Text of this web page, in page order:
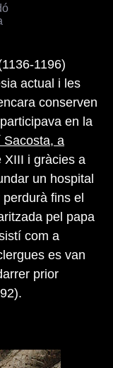
1196)
actual i les
conserven
en la
Sacosta, a
XIII i gràcies a
un hospital
fins el
pel papa
com a
es van
prior